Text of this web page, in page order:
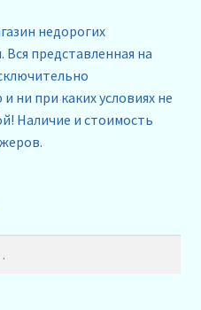
недорогих
представленная на
ни при каких условиях не
Наличие и стоимость